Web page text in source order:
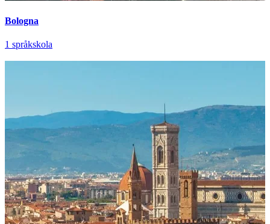
Bologna
1 språkskola